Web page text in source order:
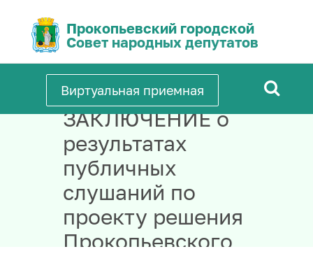
Прокопьевский городской
Совет народных депутатов
Виртуальная приемная
ЗАКЛЮЧЕНИЕ о
результатах
публичных
слушаний по
проекту решения
Прокопьевского